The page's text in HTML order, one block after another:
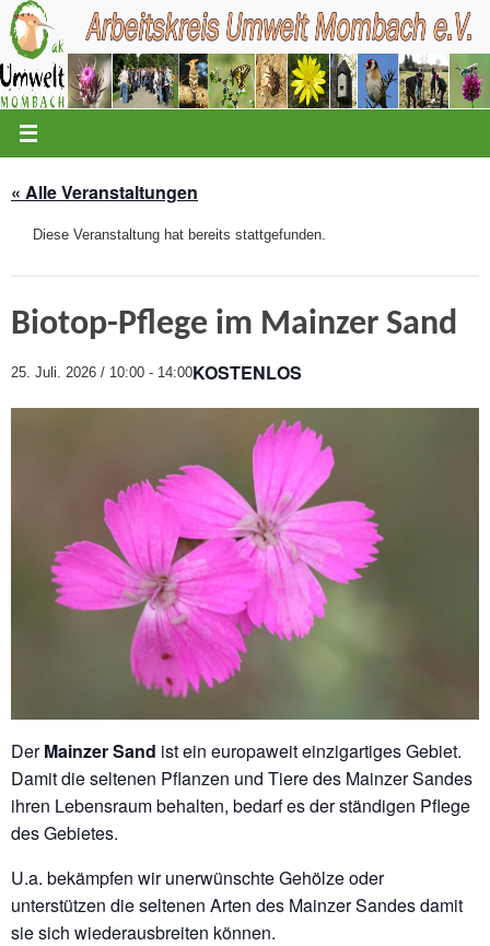
Zum
Inhalt
springen
« Alle Veranstaltungen
Diese Veranstaltung hat bereits stattgefunden.
Biotop-Pflege im Mainzer Sand
25. Juli. 2026 / 10:00 - 14:00KOSTENLOS
DerMainzer Sand ist ein europaweit einzigartiges Gebiet.
Damit die seltenen Pflanzen und Tiere des Mainzer Sandes
ihren Lebensraum behalten, bedarf es der ständigen Pflege
des Gebietes.
U.a. bekämpfen wir unerwünschte Gehölze oder
unterstützen die seltenen Arten des Mainzer Sandes damit
sie sich wiederausbreiten können.